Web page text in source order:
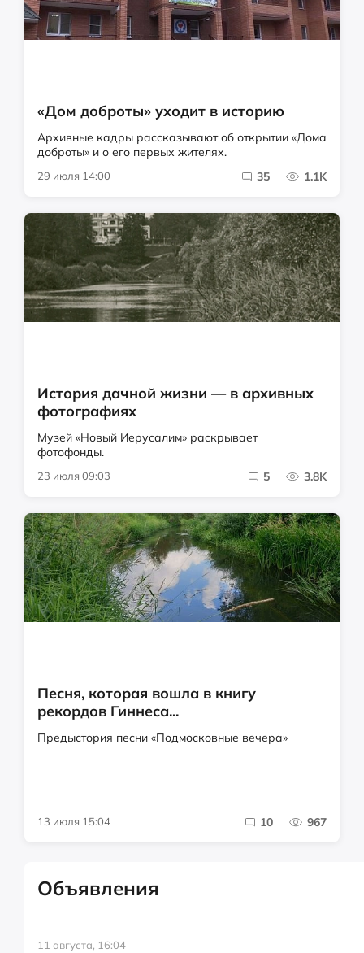
«Дом доброты» уходит в историю
Архивные кадры рассказывают об открытии «Дома
доброты» и о его первых жителях.
29 июля 14:00 35 1.1K
История дачной жизни — в архивных
фотографиях
Музей «Новый Иерусалим» раскрывает
фотофонды.
23 июля 09:03 5 3.8K
Песня, которая вошла в книгу
рекордов Гиннеса...
Предыстория песни «Подмосковные вечера»
13 июля 15:04 10 967
Объявления
11 августа, 16:04